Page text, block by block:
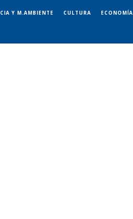
Y M.AMBIENTE CULTURA ECONOMÍA